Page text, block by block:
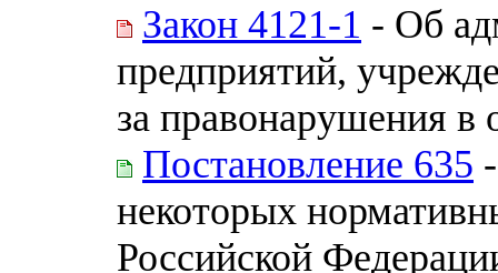
Закон 4121-1 - Об
предприятий,
за правонарушения в
Постановление 635
некоторых
Российской